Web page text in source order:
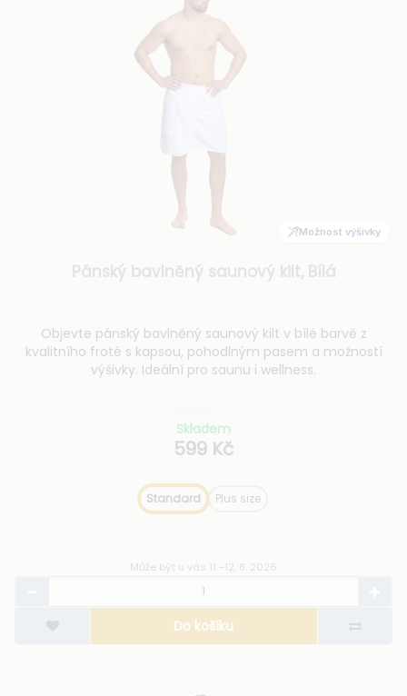
Možnost výšivky
Pánský bavlněný saunový kilt, Bílá
Objevte pánský bavlněný saunový kilt v bílé barvě z
kvalitního froté s kapsou, pohodlným pasem a možností
výšivky. Ideální pro saunu i wellness.
Skladem
599 Kč
Standard Plus size
Může být u vás 11.–12. 8. 2026
Do košíku